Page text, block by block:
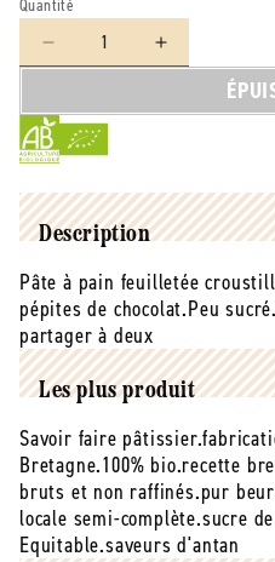
Quantité
Réduire
de
Baramel
-
Kouign
breton
aux
pépites
de
chocolat
noir
60%
equitable
-
60g
Augmenter
quantité
-
Kouign
breton
aux
de
chocolat
60%
equitable
-
60g
Description
Pâte à pain feuilletée
pépites de chocolat.Peu
partager à deux
Les plus produit
Savoir faire
Bretagne.100% bio.recette
bruts et non raffinés.pur
locale semi-complète.sucre
Equitable.saveurs d'antan